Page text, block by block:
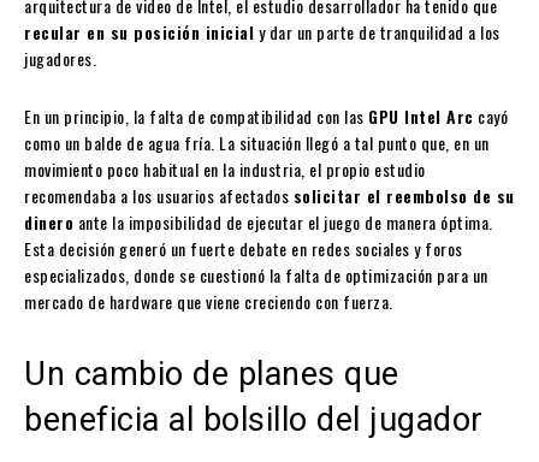
arquitectura de video de Intel, el estudio desarrollador ha tenido que
recular en su posición inicialy dar un parte de tranquilidad a los
jugadores.
En un principio, la falta de compatibilidad con las GPU Intel Arc cayó
como un balde de agua fría. La situación llegó a tal punto que, en un
movimiento poco habitual en la industria, el propio estudio
recomendaba a los usuarios afectados solicitar el reembolso de su
dinero ante la imposibilidad de ejecutar el juego de manera óptima.
Esta decisión generó un fuerte debate en redes sociales y foros
especializados, donde se cuestionó la falta de optimización para un
mercado de hardware que viene creciendo con fuerza.
Un cambio de planes que
beneficia al bolsillo del jugador